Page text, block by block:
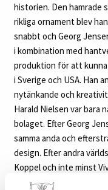
historien. Den hamrade
rikliga ornament blev
snabbt och Georg
i kombination med
produktion för att
i Sverige och USA. Han
nytänkande och
Harald Nielsen var bara
bolaget. Efter Georg
samma anda och
design. Efter andra
Koppel och inte minst
bidrog med sin unika